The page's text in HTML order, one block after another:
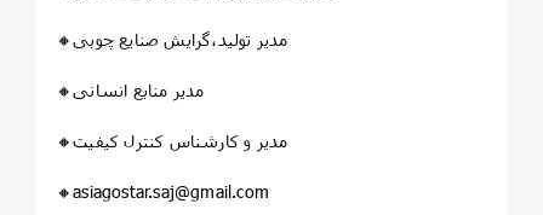
🔸مدیر تولید،گرایش صنایع چوبی
🔸مدیر منابع انسانی
🔸مدیر و کارشناس کنترل کیفیت
🔸asiagostar.saj@gmail.com